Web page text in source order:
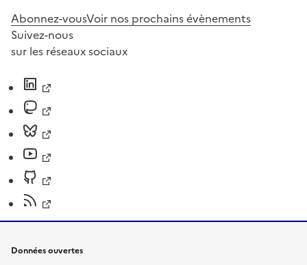
Abonnez-vousVoir nos prochains évènements
Suivez-nous
sur les réseaux sociaux
Données ouvertes